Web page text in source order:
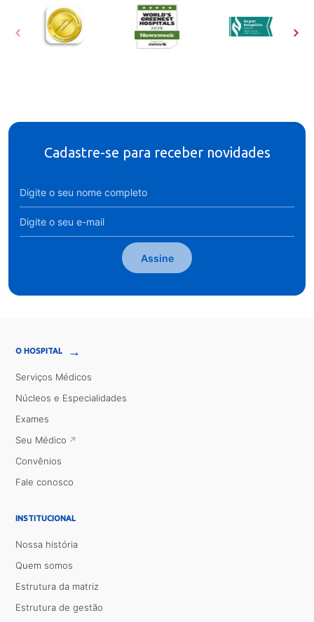
Cadastre-se para receber novidades
Assine
O HOSPITAL →
Serviços Médicos
Núcleos e Especialidades
Exames
Seu Médico
Convênios
Fale conosco
INSTITUCIONAL
Nossa história
Quem somos
Estrutura da matriz
Estrutura de gestão